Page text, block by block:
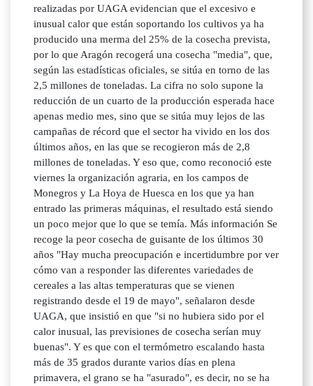
realizadas por UAGA evidencian que el excesivo e
inusual calor que están soportando los cultivos ya ha
producido una merma del 25% de la cosecha prevista,
por lo que Aragón recogerá una cosecha "media", que,
según las estadísticas oficiales, se sitúa en torno de las
2,5 millones de toneladas. La cifra no solo supone la
reducción de un cuarto de la producción esperada hace
apenas medio mes, sino que se sitúa muy lejos de las
campañas de récord que el sector ha vivido en los dos
últimos años, en las que se recogieron más de 2,8
millones de toneladas. Y eso que, como reconoció este
viernes la organización agraria, en los campos de
Monegros y La Hoya de Huesca en los que ya han
entrado las primeras máquinas, el resultado está siendo
un poco mejor que lo que se temía. Más información Se
recoge la peor cosecha de guisante de los últimos 30
años "Hay mucha preocupación e incertidumbre por ver
cómo van a responder las diferentes variedades de
cereales a las altas temperaturas que se vienen
registrando desde el 19 de mayo", señalaron desde
UAGA, que insistió en que "si no hubiera sido por el
calor inusual, las previsiones de cosecha serían muy
buenas". Y es que con el termómetro escalando hasta
más de 35 grados durante varios días en plena
primavera, el grano se ha "asurado", es decir, no se ha